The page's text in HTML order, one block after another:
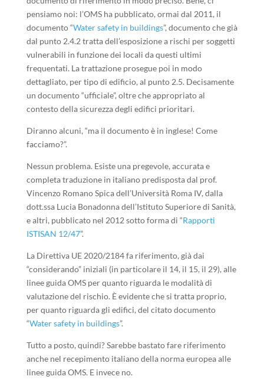
pensiamo noi: l’OMS ha pubblicato, ormai dal 2011, il
documento “Water safety in buildings”, documento che già
dal punto 2.4.2 tratta dell’esposizione a rischi per soggetti
vulnerabili in funzione dei locali da questi ultimi
frequentati. La trattazione prosegue poi in modo
dettagliato, per tipo di edificio, al punto 2.5. Decisamente
un documento “ufficiale”, oltre che appropriato al
contesto della sicurezza degli edifici prioritari.
Diranno alcuni, “ma il documento è in inglese! Come
facciamo?”.
Nessun problema. Esiste una pregevole, accurata e
completa traduzione in italiano predisposta dal prof.
Vincenzo Romano Spica dell’Università Roma IV, dalla
dott.ssa Lucia Bonadonna dell’Istituto Superiore di Sanità,
e altri, pubblicato nel 2012 sotto forma di “Rapporti
ISTISAN 12/47”.
La Direttiva UE 2020/2184 fa riferimento, già dai
“considerando” iniziali (in particolare il 14, il 15, il 29), alle
linee guida OMS per quanto riguarda le modalità di
valutazione del rischio. È evidente che si tratta proprio,
per quanto riguarda gli edifici, del citato documento
“Water safety in buildings”.
Tutto a posto, quindi? Sarebbe bastato fare riferimento
anche nel recepimento italiano della norma europea alle
linee guida OMS. E invece no.